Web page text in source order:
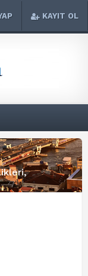
KAYIT OL